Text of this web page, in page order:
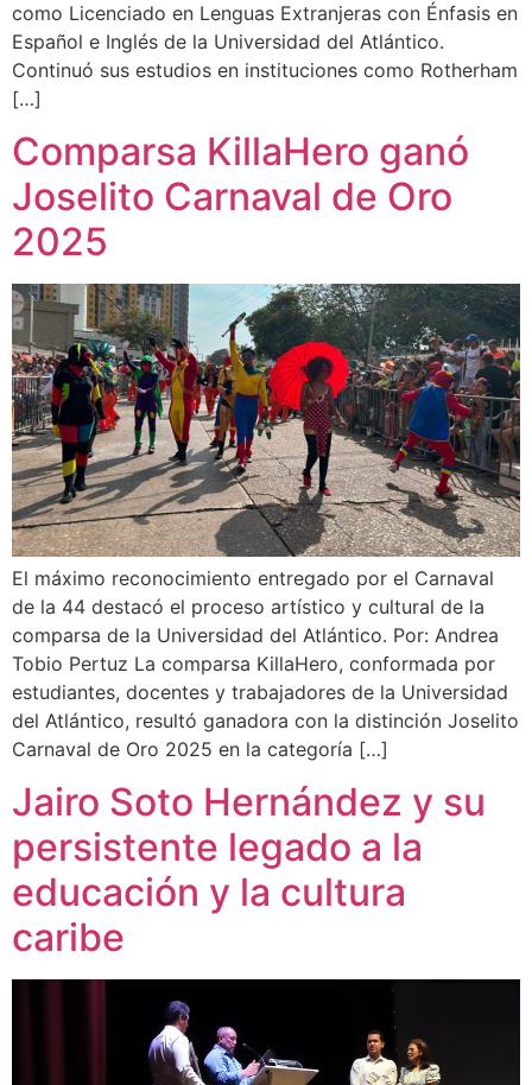
como Licenciado en Lenguas Extranjeras con Énfasis en
Español e Inglés de la Universidad del Atlántico.
Continuó sus estudios en instituciones como Rotherham
[…]
Comparsa KillaHero ganó
Joselito Carnaval de Oro
2025
El máximo reconocimiento entregado por el Carnaval
de la 44 destacó el proceso artístico y cultural de la
comparsa de la Universidad del Atlántico. Por: Andrea
Tobio Pertuz La comparsa KillaHero, conformada por
estudiantes, docentes y trabajadores de la Universidad
del Atlántico, resultó ganadora con la distinción Joselito
Carnaval de Oro 2025 en la categoría […]
Jairo Soto Hernández y su
persistente legado a la
educación y la cultura
caribe